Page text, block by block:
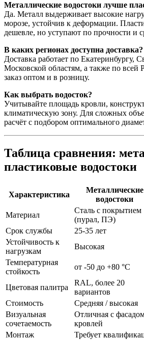
Металлические водостоки лучше
Да. Металл выдерживает высокие
морозе, устойчив к деформации.
дешевле, но уступают по прочности и
В каких регионах доступна доставка?
Доставка работает по Екатеринбургу,
Московской областям, а также по всей
заказ оптом и в розницу.
Как выбрать водосток?
Учитывайте площадь кровли,
климатическую зону. Для сложных
расчёт с подбором оптимального
Таблица сравнения:
пластиковые водостоки
Характеристика
Металлические
водостоки
Материал
Сталь с покрытием
(пурал, ПЭ)
Срок службы
25-35 лет
Устойчивость к
нагрузкам
Высокая
Температурная
стойкость
от -50 до +80 °C
Цветовая палитра
RAL, более 20
вариантов
Стоимость
Средняя / высокая
Визуальная
сочетаемость
Отличная с
кровлей
Монтаж
Требует